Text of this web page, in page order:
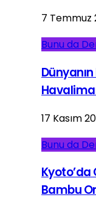
7 Temmuz
Bunu da
17 Kasım
Bunu da
Kyoto’da
Bambu